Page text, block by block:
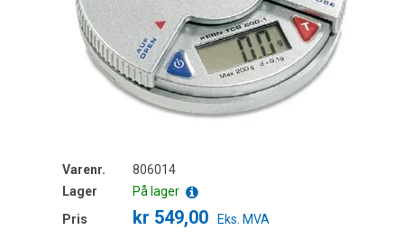
Varenr.
806014
Lager
På lager
Pris
kr 549,00 Eks. MVA